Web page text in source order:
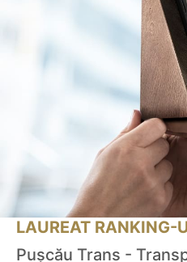
LAUREAT RANKING-
Puşcău Trans -